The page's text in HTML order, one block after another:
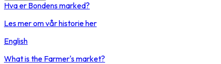
Hva er Bondens marked?
Les mer om vår historie her
English
What is the Farmer's market?